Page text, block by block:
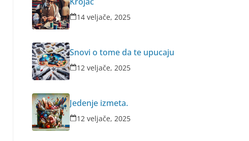
14 veljače, 2025
Snovi o tome da te upucaju
12 veljače, 2025
Jedenje izmeta.
12 veljače, 2025